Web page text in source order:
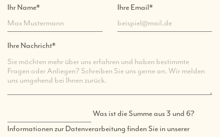
Pflichtfeld
Ihr Name* Pflichtfeld
Ihre Email*
Pflichtfeld
Ihre Nachricht*
Was ist die Summe aus 3 und 6?
Informationen zur Datenverarbeitung finden Sie in unserer